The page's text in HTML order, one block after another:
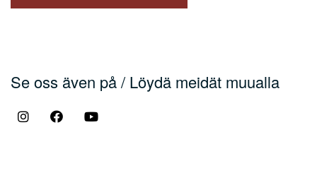
Se oss även på / Löydä meidät muualla